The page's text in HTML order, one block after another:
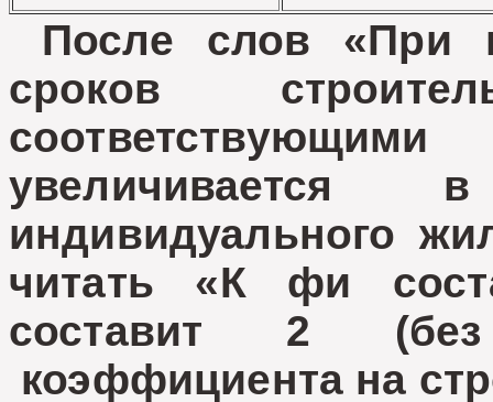
После слов «При
сроков
индивидуального
читать «К фи
составит 2
коэффициента на